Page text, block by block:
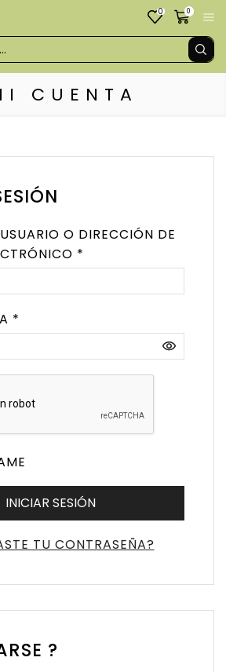
0 0
CUENTA
O DIRECCIÓN DE
*
*
INICIAR SESIÓN
TU CONTRASEÑA?
?